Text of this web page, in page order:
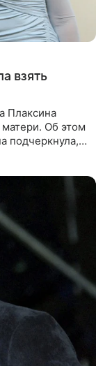
взять
Плаксина
матери. Об этом
подчеркнула,